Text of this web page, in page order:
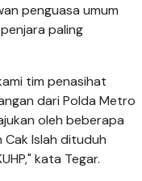
penguasa umum
paling
tim penasihat
dari Polda Metro
oleh beberapa
Cak Islah dituduh
kata Tegar.